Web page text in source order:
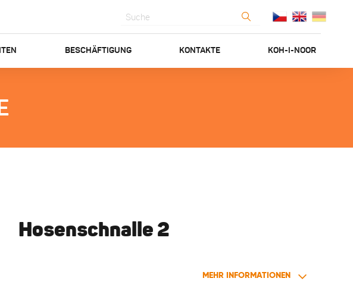
BESCHÄFTIGUNG KONTAKTE KOH-I-NOOR
Hosenschnalle 2
MEHR INFORMATIONEN